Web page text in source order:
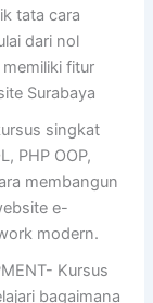
tata cara
dari nol
fitur
Surabaya
singkat
PHP OOP,
membangun
e-
modern.
Kursus
bagaimana